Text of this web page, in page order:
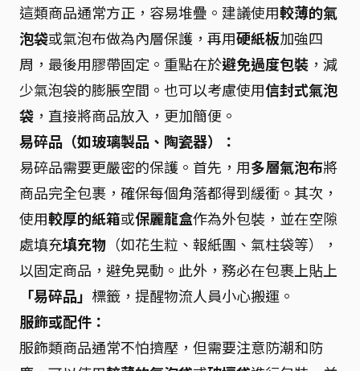
這類商品通常方正，容易堆疊。建議使用較薄的氣
泡袋或氣泡布做為內層保護，再用硬紙板加強四
周，最後用膠帶固定。重點在於避免過度包裝 ，減
少氣泡袋的膨脹空間。也可以考慮使用信封式氣泡
袋 ，直接將商品放入，更加簡便。
易碎品（如玻璃製品、陶瓷器）：
易碎品需要更嚴密的保護。首先，用多層氣泡布將
商品完全包裹，確保每個角落都得到緩衝。其次，
使用較厚的紙箱或保麗龍盒作為外包裝，並在空隙
處填充填充物 （如花生粒、報紙團、氣柱袋等），
以固定商品，避免晃動。此外，務必在包裹上貼上
「易碎品」 標籤，提醒物流人員小心搬運。
服飾或配件：
服飾類商品通常不怕擠壓，但需要注意防潮和防